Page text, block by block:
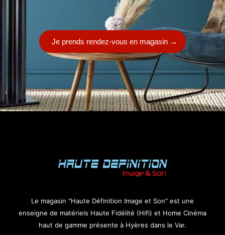
Je prends rendez-vous en magasin →
Le magasin "Haute Définition Image et Son" est une
enseigne de matériels Haute Fidélité (Hifi) et Home Cinéma
haut de gamme présente à Hyères dans le Var.